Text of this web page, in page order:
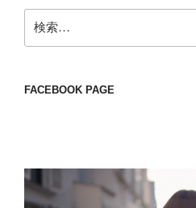
索:
FACEBOOK PAGE
動
画